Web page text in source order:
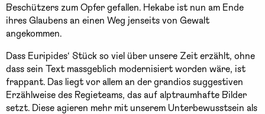
Beschützers zum Opfer gefallen. Hekabe ist nun am Ende
ihres Glaubens an einen Weg jenseits von Gewalt
angekommen.
Dass Euripides‘ Stück so viel über unsere Zeit erzählt, ohne
dass sein Text massgeblich modernisiert worden wäre, ist
frappant. Das liegt vor allem an der grandios suggestiven
Erzählweise des Regieteams, das auf alptraumhafte Bilder
setzt. Diese agieren mehr mit unserem Unterbewusstsein als